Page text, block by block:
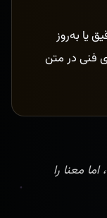
یا به‌روز
فنی در متن
معنا را